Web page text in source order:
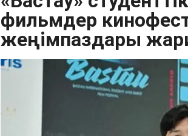
фильмдер
жеңімпаздары